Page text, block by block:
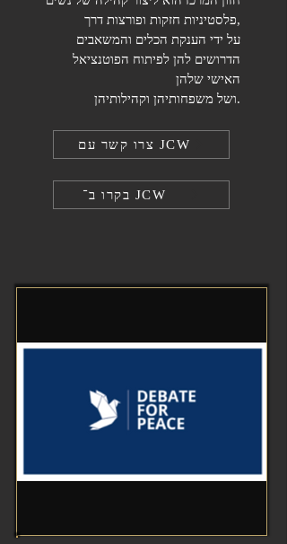
פלסטיניות חזקות ופורצות דרך,
על ידי הענקת הכלים והמשאבים
הדרושים להן לפיתוח הפוטנציאל
האישי שלהן
ושל משפחותיהן וקהילותיהן.
צרו קשר עם JCW
בקרו ב־ JCW